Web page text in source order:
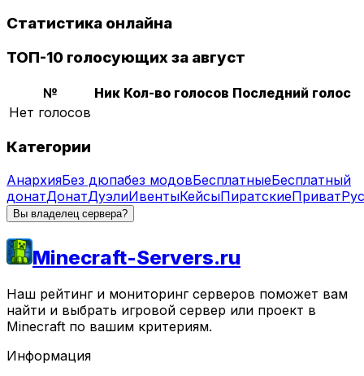
Статистика онлайна
ТОП-10 голосующих за август
№ Ник Кол-во голосов Последний голос
Нет голосов
Категории
АнархияБез дюпабез модовБесплатныеБесплатный
донатДонатДуэлиИвентыКейсыПиратскиеПриват
Вы владелец сервера?
Minecraft-Servers.ru
Наш рейтинг и мониторинг серверов поможет вам
найти и выбрать игровой сервер или проект в
Minecraft по вашим критериям.
Информация